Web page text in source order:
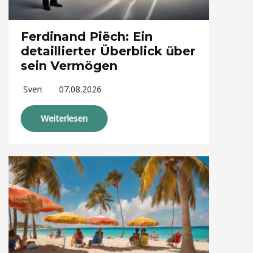
Ferdinand Piëch: Ein
detaillierter Überblick über
sein Vermögen
Sven 07.08.2026
Weiterlesen